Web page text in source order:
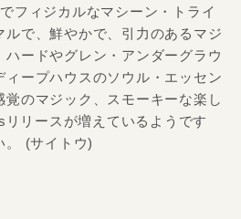
フィジカルなマシーン・トライ
で、鮮やかで、引力のあるマジ
ハードやグレン・アンダーグラウ
ィープハウスのソウル・エッセン
覚のマジック、スモーキーな楽し
リースが増えているようです
。 (サイトウ)